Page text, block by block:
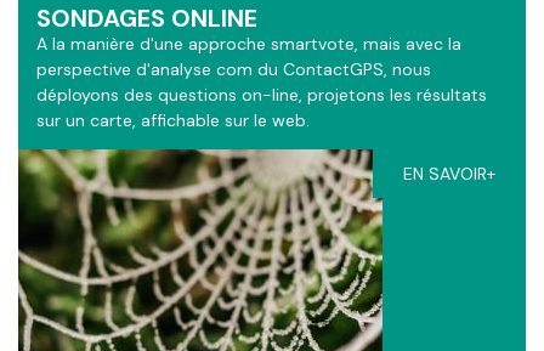
SONDAGES ONLINE
A la manière d'une approche smartvote, mais avec la
perspective d'analyse com du ContactGPS, nous
déployons des questions on-line, projetons les résultats
sur un carte, affichable sur le web.
EN SAVOIR+